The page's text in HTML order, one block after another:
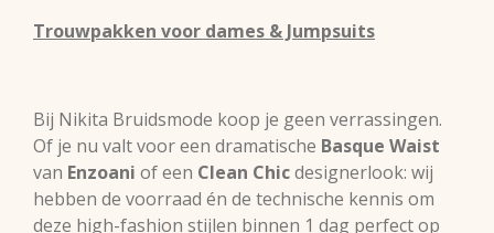
Trouwpakken voor dames & Jumpsuits
Bij Nikita Bruidsmode koop je geen verrassingen.
Of je nu valt voor een dramatische Basque Waist
van Enzoani of een Clean Chicdesignerlook: wij
hebben de voorraad én de technische kennis om
deze high-fashion stijlen binnen 1 dag perfect op